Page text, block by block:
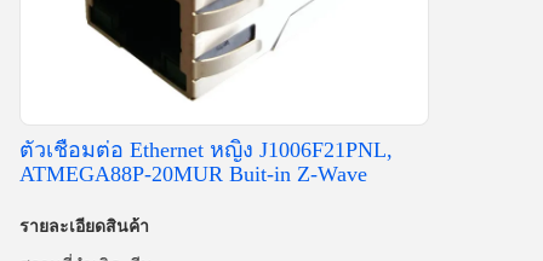
ตัวเชื่อมต่อ Ethernet หญิง J1006F21PNL,
ATMEGA88P-20MUR Buit-in Z-Wave
รายละเอียดสินค้า